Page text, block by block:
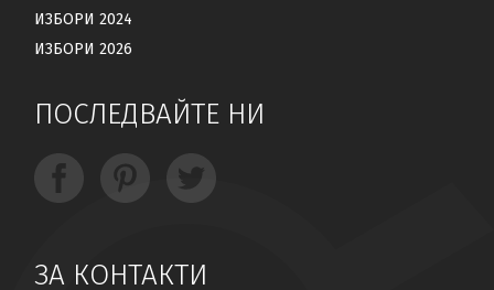
ИЗБОРИ 2024
ИЗБОРИ 2026
ПОСЛЕДВАЙТЕ НИ
ЗА КОНТАКТИ